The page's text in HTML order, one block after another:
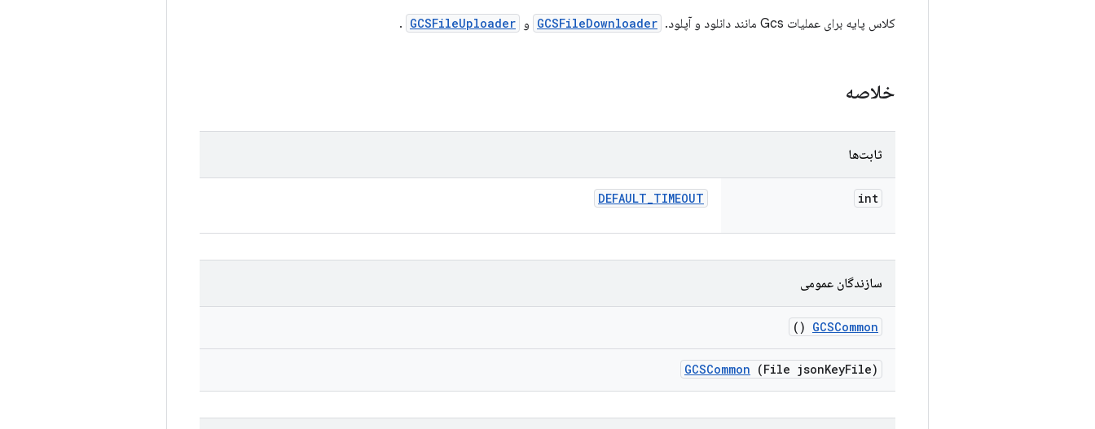
کلاس پایه برای عملیات Gcs مانند دانلود و آپلود.
GCSFileDownloader و GCSFileUploader
.
خلاصه
ثابت‌ها
int
DEFAULT_TIMEOUT
سازندگان عمومی
GCSCommon
()
GCSCommon (File jsonKeyFile)